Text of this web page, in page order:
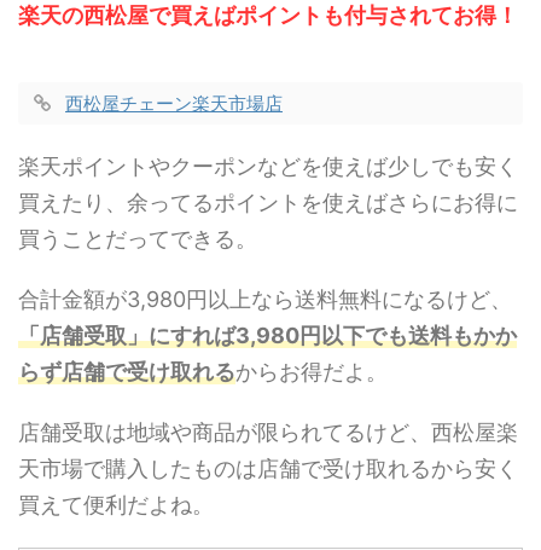
楽天の西松屋で買えばポイントも付与されてお得！
西松屋チェーン楽天市場店
楽天ポイントやクーポンなどを使えば少しでも安く
買えたり、余ってるポイントを使えばさらにお得に
買うことだってできる。
合計金額が3,980円以上なら送料無料になるけど、
「店舗受取」にすれば3,980円以下でも送料もかか
らず店舗で受け取れるからお得だよ。
店舗受取は地域や商品が限られてるけど、西松屋楽
天市場で購入したものは店舗で受け取れるから安く
買えて便利だよね。